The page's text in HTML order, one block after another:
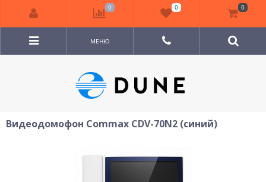
МЕНЮ
Видеодомофон Commax CDV-70N2 (синий)
0 0 0